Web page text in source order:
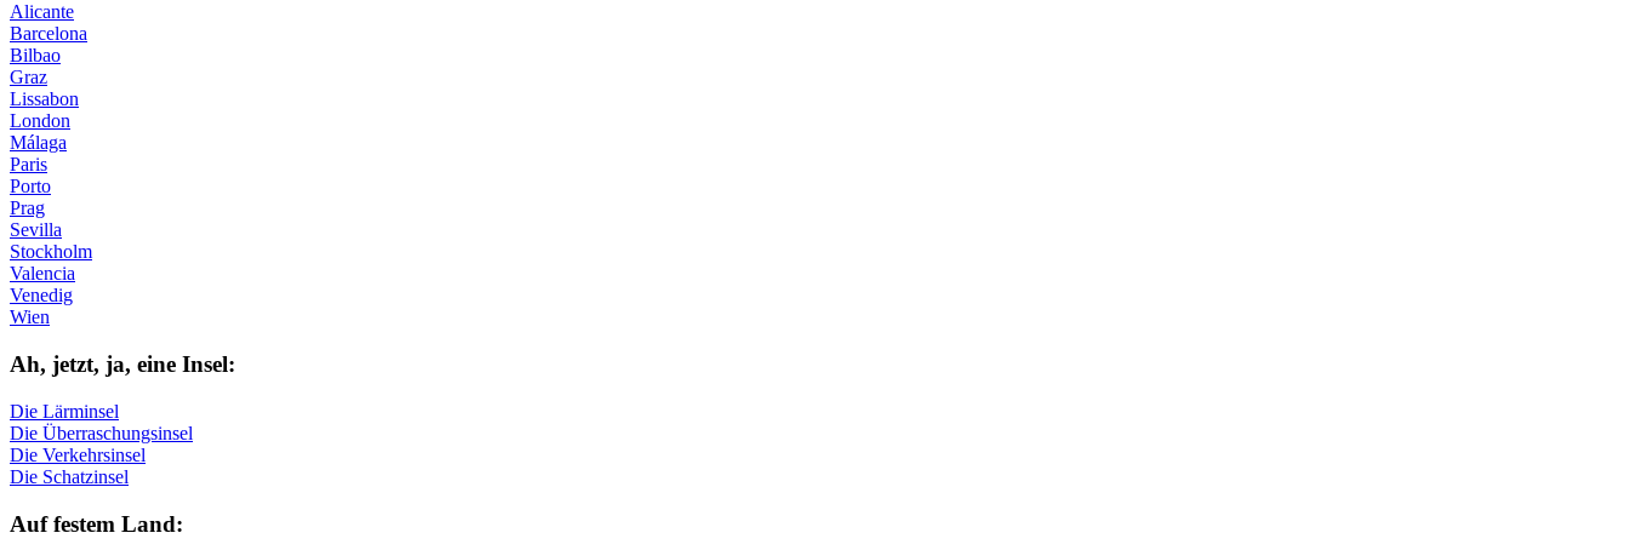
Alicante
Barcelona
Bilbao
Graz
Lissabon
London
Málaga
Paris
Porto
Prag
Sevilla
Stockholm
Valencia
Venedig
Wien
Ah, jetzt, ja, ei­ne In­sel:
Die Lärminsel
Die Überraschungsinsel
Die Verkehrsinsel
Die Schatzinsel
Auf fe­stem Land: